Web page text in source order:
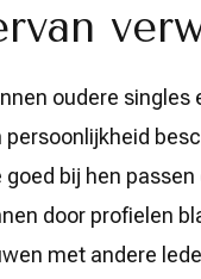
oudere
bij hen
door profielen
met andere